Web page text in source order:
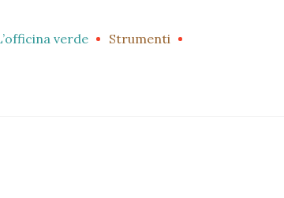
verde Strumenti